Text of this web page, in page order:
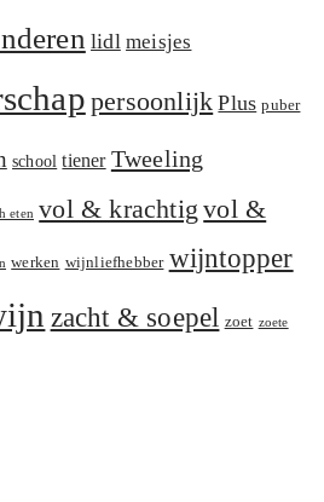
lidl meisjes
persoonlijk Plus puber
school tiener Tweeling
eten vol & krachtig vol &
werken wijnliefhebber wijntopper
zacht & soepel zoet zoete